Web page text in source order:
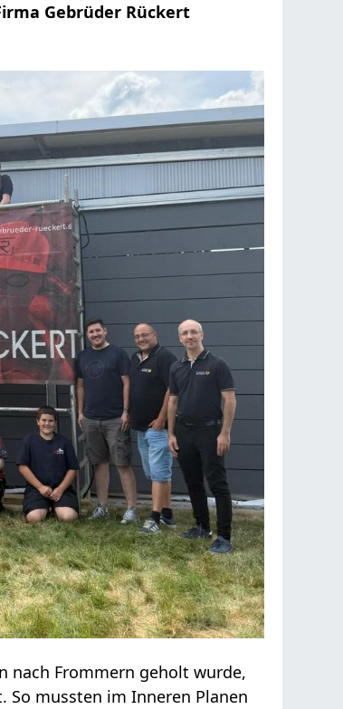
Gebrüder Rückert
nach Frommern geholt wurde,
mussten im Inneren Planen